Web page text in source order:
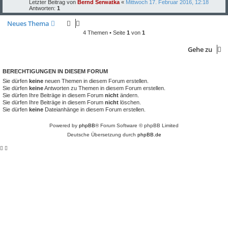
Letzter Beitrag von Bernd Serwatka « Mittwoch 17. Februar 2016, 12:18
Antworten: 1
Neues Thema
4 Themen • Seite 1 von 1
Gehe zu
BERECHTIGUNGEN IN DIESEM FORUM
Sie dürfen keine neuen Themen in diesem Forum erstellen.
Sie dürfen keineAntworten zu Themen in diesem Forum erstellen.
Sie dürfen Ihre Beiträge in diesem Forum nicht ändern.
Sie dürfen Ihre Beiträge in diesem Forum nicht löschen.
Sie dürfen keine Dateianhänge in diesem Forum erstellen.
Powered by phpBB® Forum Software © phpBB Limited
Deutsche Übersetzung durch phpBB.de